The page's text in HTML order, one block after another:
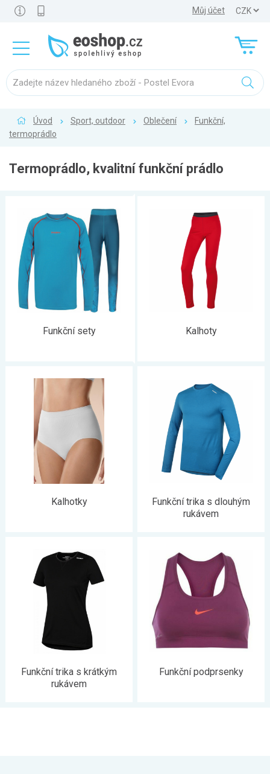
Můj účet
Úvod Sport, outdoor Oblečení
Funkční,
termoprádlo
Termoprádlo, kvalitní funkční prádlo
Funkční sety Kalhoty
Kalhotky
Funkční trika s dlouhým
rukávem
Funkční trika s krátkým
rukávem
Funkční podprsenky